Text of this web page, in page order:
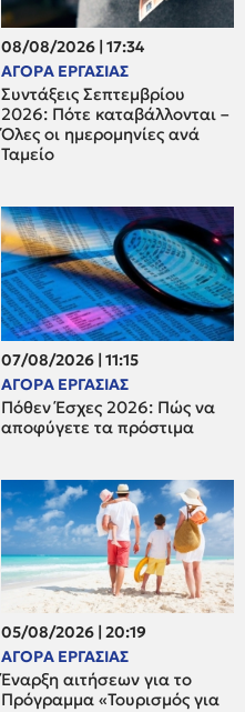
08/08/2026 | 17:34
ΑΓΟΡΑ ΕΡΓΑΣΙΑΣ
Συντάξεις Σεπτεμβρίου
2026: Πότε καταβάλλονται –
Όλες οι ημερομηνίες ανά
Ταμείο
07/08/2026 | 11:15
ΑΓΟΡΑ ΕΡΓΑΣΙΑΣ
Πόθεν Έσχες 2026: Πώς να
αποφύγετε τα πρόστιμα
05/08/2026 | 20:19
ΑΓΟΡΑ ΕΡΓΑΣΙΑΣ
Έναρξη αιτήσεων για το
Πρόγραμμα «Τουρισμός για